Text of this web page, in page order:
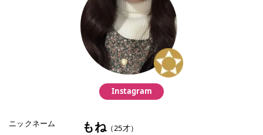
Instagram
ニックネーム もね（25才）